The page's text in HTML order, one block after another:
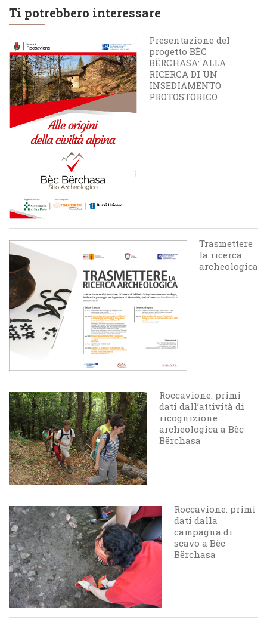
Ti potrebbero interessare
Presentazione del
progetto BÈC
BËRCHASA: ALLA
RICERCA DI UN
INSEDIAMENTO
PROTOSTORICO
Trasmettere
la ricerca
archeologica
Roccavione: primi
dati dall’attività di
ricognizione
archeologica a Bèc
Bërchasa
Roccavione: primi
dati dalla
campagna di
scavo a Bèc
Bërchasa